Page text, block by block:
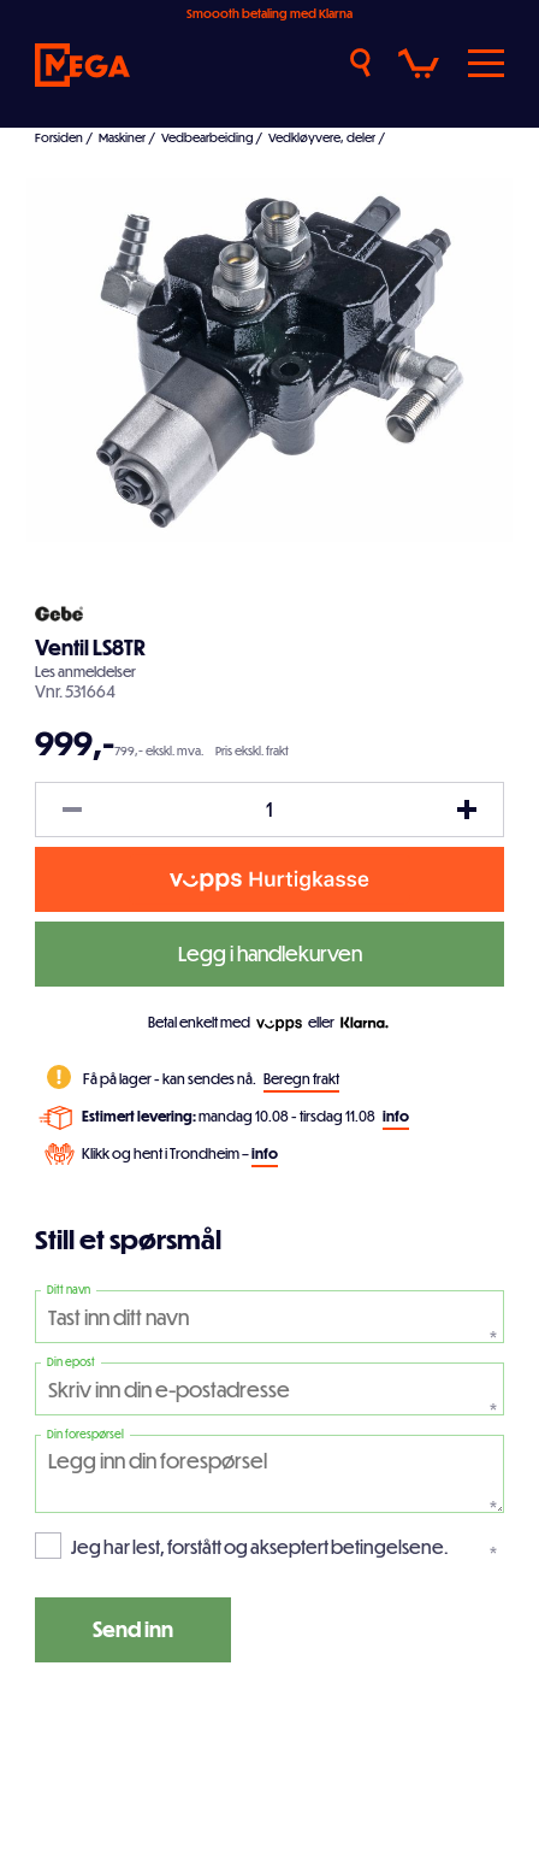
Smoooth betaling med Klarna
Forsiden / Maskiner / Vedbearbeiding / Vedkløyvere, deler /
Ventil LS8TR
Lesanmeldelser
Vnr.531664
999,-799,- ekskl. mva. Pris ekskl. frakt
Legg i handlekurven
Betal enkelt med eller
Få på lager - kan sendes nå. Beregn frakt
Estimert levering:mandag 10.08 - tirsdag 11.08 info
Klikk og hent i Trondheim –info
Still et spørsmål
Ditt navn
*
Din epost
*
Din forespørsel
*
Jeg har lest, forstått og akseptert betingelsene. *